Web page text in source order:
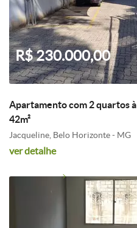
R$ 230.000,00
Apartamento com 2 quartos
42m²
Jacqueline, Belo Horizonte - MG
ver detalhe